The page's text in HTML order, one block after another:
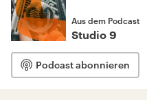
Aus dem Podcast
Studio 9
Podcast abonnieren